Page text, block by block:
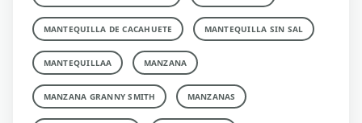
MANTEQUILLA DE CACAHUETE MANTEQUILLA SIN SAL
MANTEQUILLAA MANZANA
MANZANA GRANNY SMITH MANZANAS